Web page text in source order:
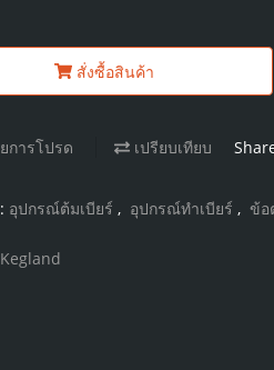
สั่งซื้อสินค้า
การโปรด เปรียบเทียบ
อุปกรณ์ต้มเบียร์ , อุปกรณ์ทำเบียร์ , ข้อ
Kegland